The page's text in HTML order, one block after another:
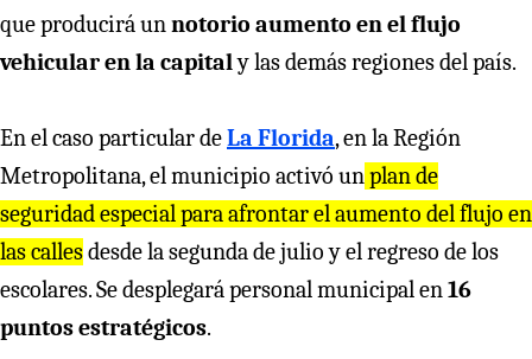
que producirá unnotorio aumento en el flujo
vehicular en la capitaly las demás regiones del país.
En el caso particular deLa Florida, en la Región
Metropolitana, el municipio activó unplan de
seguridad especial para afrontar el aumento del flujo en
las callesdesde la segunda de julio y el regreso de los
escolares. Se desplegará personal municipal en16
puntos estratégicos.